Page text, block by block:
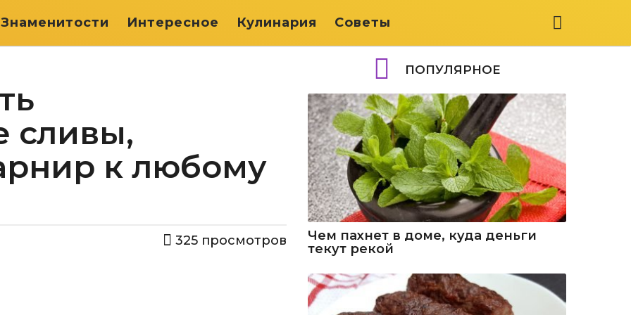
Знаменитости Интересное Кулинария Советы
сливы,
к любому
325 просмотров
ПОПУЛЯРНОЕ
Чем пахнет в доме, куда деньги
текут рекой